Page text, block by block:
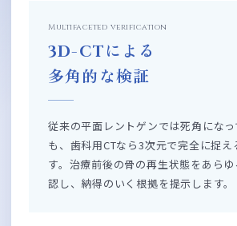
Multifaceted verification
3D-CTによる
多角的な検証
従来の平面レントゲンでは死角にな
も、歯科用CTなら3次元で完全に捉え
す。治療前後の骨の再生状態をあら
認し、納得のいく根拠を提示します。